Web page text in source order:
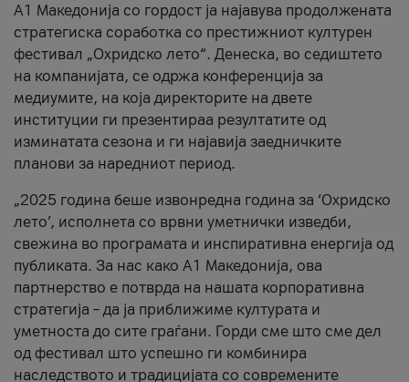
A1 Македонија со гордост ја најавува продолжената
стратегиска соработка со престижниот културен
фестивал „Охридско лето“. Денеска, во седиштето
на компанијата, се одржа конференција за
медиумите, на која директорите на двете
институции ги презентираа резултатите од
изминатата сезона и ги најавија заедничките
планови за наредниот период.
„2025 година беше извонредна година за ‘Охридско
лето’, исполнета со врвни уметнички изведби,
свежина во програмата и инспиративна енергија од
публиката. За нас како A1 Македонија, ова
партнерство е потврда на нашата корпоративна
стратегија – да ја приближиме културата и
уметноста до сите граѓани. Горди сме што сме дел
од фестивал што успешно ги комбинира
наследството и традицијата со современите